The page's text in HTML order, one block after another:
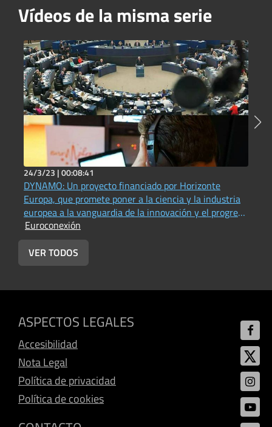
Vídeos de la misma serie
24/3/23 |00:08:41
DYNAMO: Un proyecto financiado por Horizonte
Europa, que promete poner a la ciencia y la industria
europea a la vanguardia de la innovación y el progreso
en materia de acústica física, fotónica e imágenes
(Universitat Jaume I - Vox UJI Radio))
Euroconexión
VER TODOS
ASPECTOS LEGALES
Accesibilidad
Nota Legal
Política de privacidad
Política de cookies